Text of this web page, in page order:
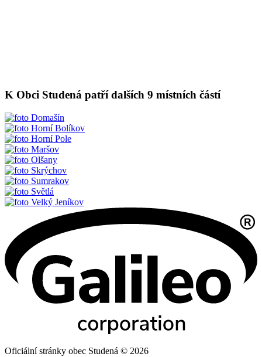
K Obci Studená patří dalších 9 místních částí
Domašín
Horní Bolíkov
Horní Pole
Maršov
Olšany
Skrýchov
Sumrakov
Světlá
Velký Jeníkov
Oficiální stránky obec Studená © 2026